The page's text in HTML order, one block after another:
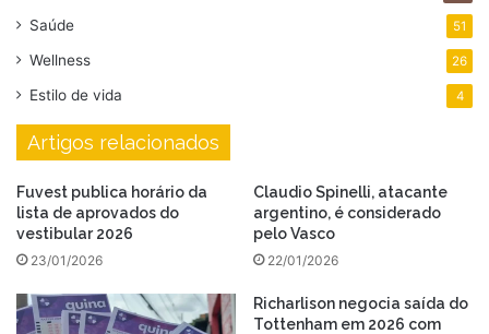
Saúde 51
Wellness 26
Estilo de vida 4
Artigos relacionados
Fuvest publica horário da
lista de aprovados do
vestibular 2026
23/01/2026
Claudio Spinelli, atacante
argentino, é considerado
pelo Vasco
22/01/2026
Richarlison negocia saída do
Tottenham em 2026 com